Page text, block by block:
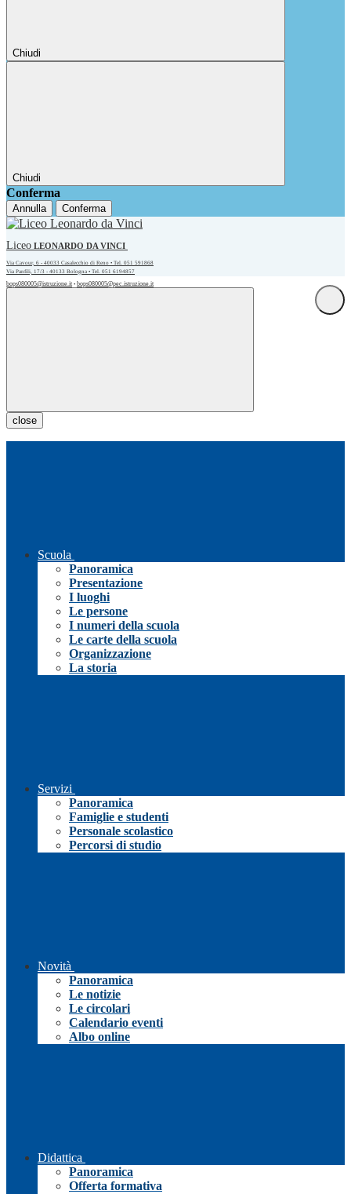
Chiudi
Chiudi
Conferma
Annulla Conferma
Liceo LEONARDO DA VINCI
Via Cavour, 6 - 40033 Casalecchio di Reno • Tel. 051 591868
Via Panfili, 17/3 - 40133 Bologna • Tel. 051 6194857
bops080005@istruzione.it • bops080005@pec.istruzione.it
close
Scuola
Panoramica
Presentazione
I luoghi
Le persone
I numeri della scuola
Le carte della scuola
Organizzazione
La storia
Servizi
Panoramica
Famiglie e studenti
Personale scolastico
Percorsi di studio
Novità
Panoramica
Le notizie
Le circolari
Calendario eventi
Albo online
Didattica
Panoramica
Offerta formativa